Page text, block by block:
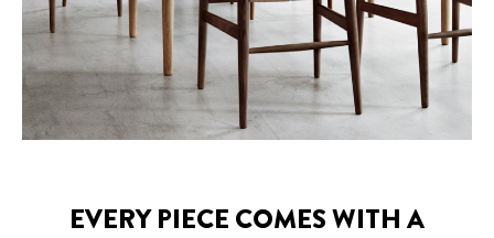
EVERY PIECE COMES WITH A